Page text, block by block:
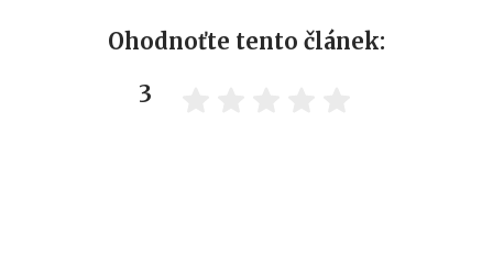
Ohodnoťte tento článek:
3